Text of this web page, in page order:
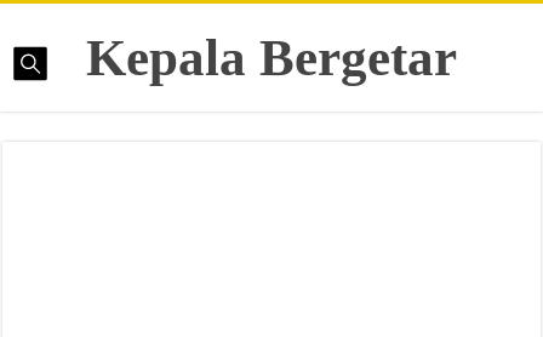
Kepala Bergetar